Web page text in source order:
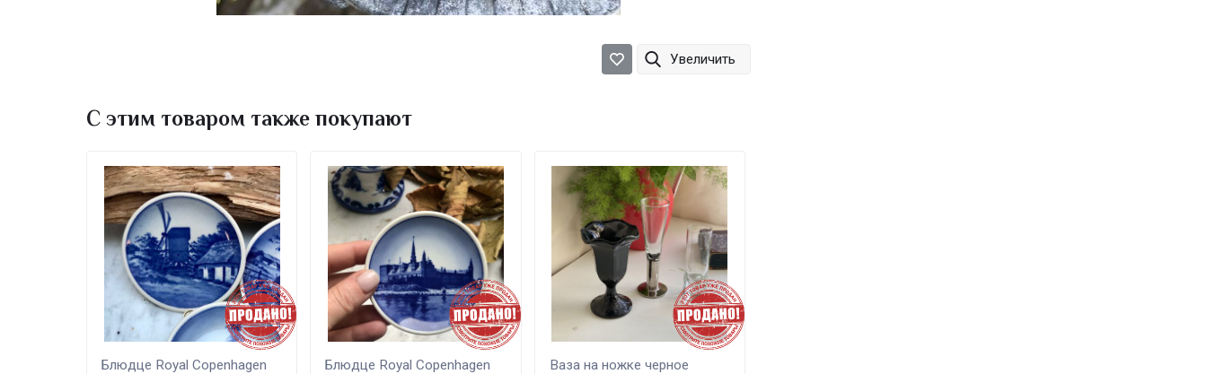
Увеличить
С этим товаром также покупают
Блюдце Royal Copenhagen
Блюдце Royal Copenhagen
Ваза на ножке черное